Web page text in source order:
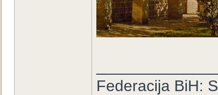
Federacija BiH: